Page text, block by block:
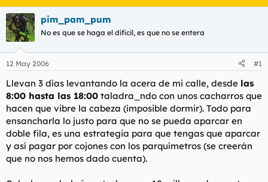
i
c
i
a
d
o
d
e
l
t
e
a
h
a
e
i
c
i
o
pim_pam_pum
No es que se haga el dificil, es que no se entera
12 May 2006 #1
Llevan 3 días levantando la acera de mi calle, desde las
8:00 hasta las 18:00 taladra_ndo con unos cacharros que
hacen que vibre la cabeza (imposible dormir). Todo para
ensancharla lo justo para que no se pueda aparcar en
doble fila, es una estrategia para que tengas que aparcar
y así pagar por cojones con los parquímetros (se creerán
que no nos hemos dado cuenta).